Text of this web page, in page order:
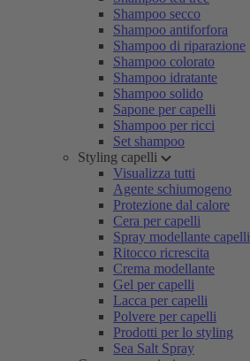
Shampoo secco
Shampoo antiforfora
Shampoo di riparazione
Shampoo colorato
Shampoo idratante
Shampoo solido
Sapone per capelli
Shampoo per ricci
Set shampoo
Styling capelli
Visualizza tutti
Agente schiumogeno
Protezione dal calore
Cera per capelli
Spray modellante capelli
Ritocco ricrescita
Crema modellante
Gel per capelli
Lacca per capelli
Polvere per capelli
Prodotti per lo styling
Sea Salt Spray